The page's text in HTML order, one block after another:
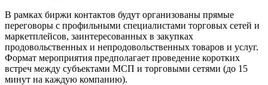
В рамках биржи контактов будут организованы прямые
переговоры с профильными специалистами торговых сетей и
маркетплейсов, заинтересованных в закупках
продовольственных и непродовольственных товаров и услуг.
Формат мероприятия предполагает проведение коротких
встреч между субъектами МСП и торговыми сетями (до 15
минут на каждую компанию).